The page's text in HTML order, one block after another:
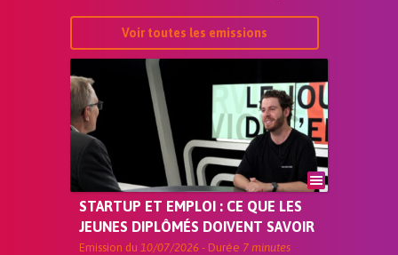
Voir toutes les emissions
STARTUP ET EMPLOI : CE QUE LES
JEUNES DIPLÔMÉS DOIVENT SAVOIR
Emission du 10/07/2026 - Durée 7 minutes